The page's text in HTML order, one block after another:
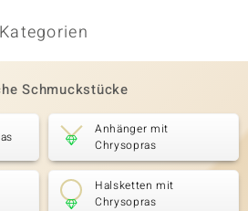
Kategorien
Schmuckstücke
Anhänger mit
Chrysopras
Halsketten mit
Chrysopras